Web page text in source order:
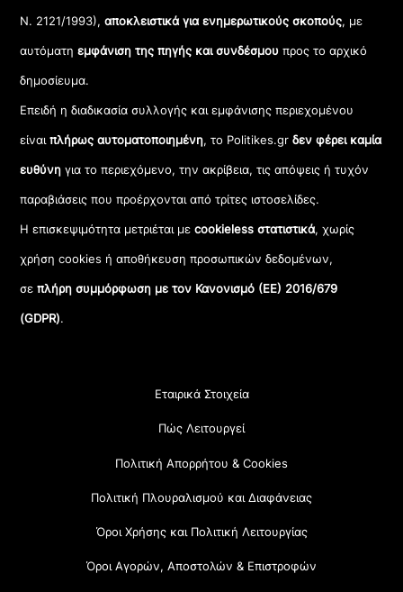
Ν. 2121/1993), αποκλειστικά για ενημερωτικούς σκοπούς, με
αυτόματηεμφάνιση της πηγής και συνδέσμου προς το αρχικό
δημοσίευμα.
Επειδή η διαδικασία συλλογής και εμφάνισης περιεχομένου
είναιπλήρως αυτοματοποιημένη, το Politikes.grδεν φέρει καμία
ευθύνη για το περιεχόμενο, την ακρίβεια, τις απόψεις ή τυχόν
παραβιάσεις που προέρχονται από τρίτες ιστοσελίδες.
Η επισκεψιμότητα μετριέται μεcookieless στατιστικά, χωρίς
χρήση cookies ή αποθήκευση προσωπικών δεδομένων,
σεπλήρη συμμόρφωση με τον Κανονισμό (ΕΕ) 2016/679
(GDPR).
Εταιρικά Στοιχεία
Πώς Λειτουργεί
Πολιτική Απορρήτου & Cookies
Πολιτική Πλουραλισμού και Διαφάνειας
Όροι Χρήσης και Πολιτική Λειτουργίας
Όροι Αγορών, Αποστολών & Επιστροφών